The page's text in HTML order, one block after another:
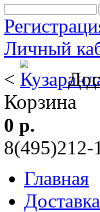
Личный
<
Корзина
0 р.
8(495)212-
Главная